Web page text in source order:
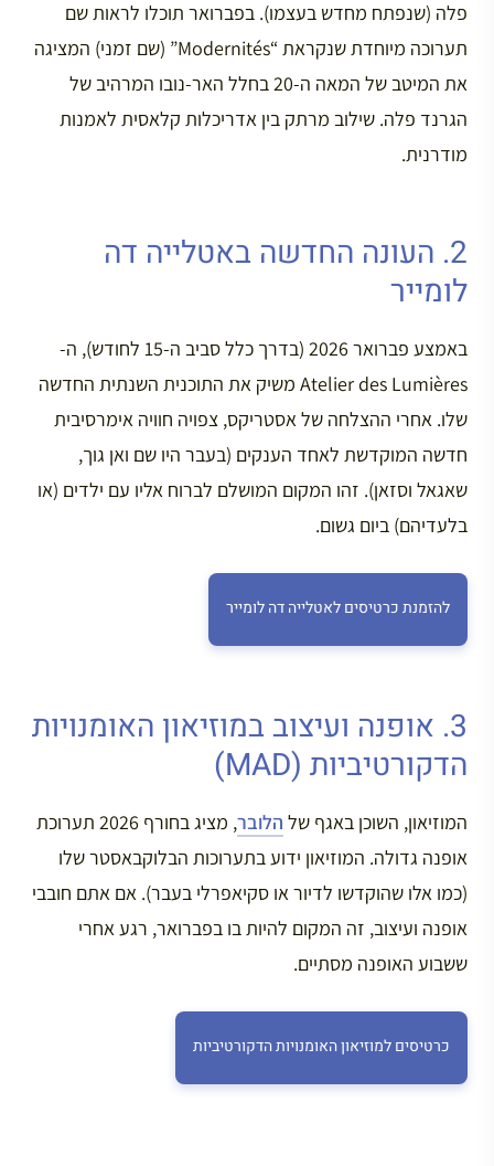
פלה (שנפתח מחדש בעצמו). בפברואר תוכלו לראות שם
תערוכה מיוחדת שנקראת “Modernités” (שם זמני) המציגה
את המיטב של המאה ה-20 בחלל האר-נובו המרהיב של
הגרנד פלה. שילוב מרתק בין אדריכלות קלאסית לאמנות
מודרנית.
2. העונה החדשה באטלייה דה
לומייר
באמצע פברואר 2026 (בדרך כלל סביב ה-15 לחודש), ה-
Atelier des Lumières משיק את התוכנית השנתית החדשה
שלו. אחרי ההצלחה של אסטריקס, צפויה חוויה אימרסיבית
חדשה המוקדשת לאחד הענקים (בעבר היו שם ואן גוך,
שאגאל וסזאן). זהו המקום המושלם לברוח אליו עם ילדים (או
בלעדיהם) ביום גשום.
להזמנת כרטיסים לאטלייה דה לומייר
3. אופנה ועיצוב במוזיאון האומנויות
הדקורטיביות (MAD)
המוזיאון, השוכן באגף של הלובר
, מציג בחורף 2026 תערוכת
אופנה גדולה. המוזיאון ידוע בתערוכות הבלוקבאסטר שלו
(כמו אלו שהוקדשו לדיור או סקיאפרלי בעבר). אם אתם חובבי
אופנה ועיצוב, זה המקום להיות בו בפברואר, רגע אחרי
ששבוע האופנה מסתיים.
כרטיסים למוזיאון האומנויות הדקורטיביות